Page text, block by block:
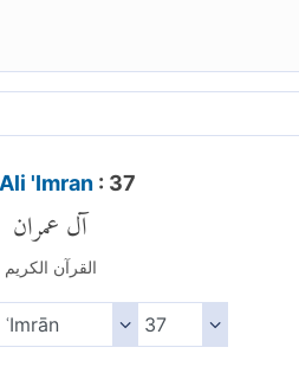
Ali 'Imran : 37
آل عمران
القرآن الكريم